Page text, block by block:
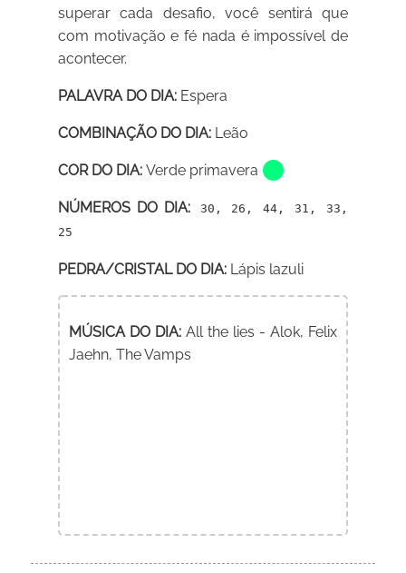
superar cada desafio, você sentirá que
com motivação e fé nada é impossível de
acontecer.
PALAVRA DO DIA: Espera
COMBINAÇÃO DO DIA: Leão
COR DO DIA: Verde primavera
NÚMEROS DO DIA:30, 26, 44, 31, 33,
25
PEDRA/CRISTAL DO DIA: Lápis lazuli
MÚSICA DO DIA: All the lies - Alok, Felix
Jaehn, The Vamps